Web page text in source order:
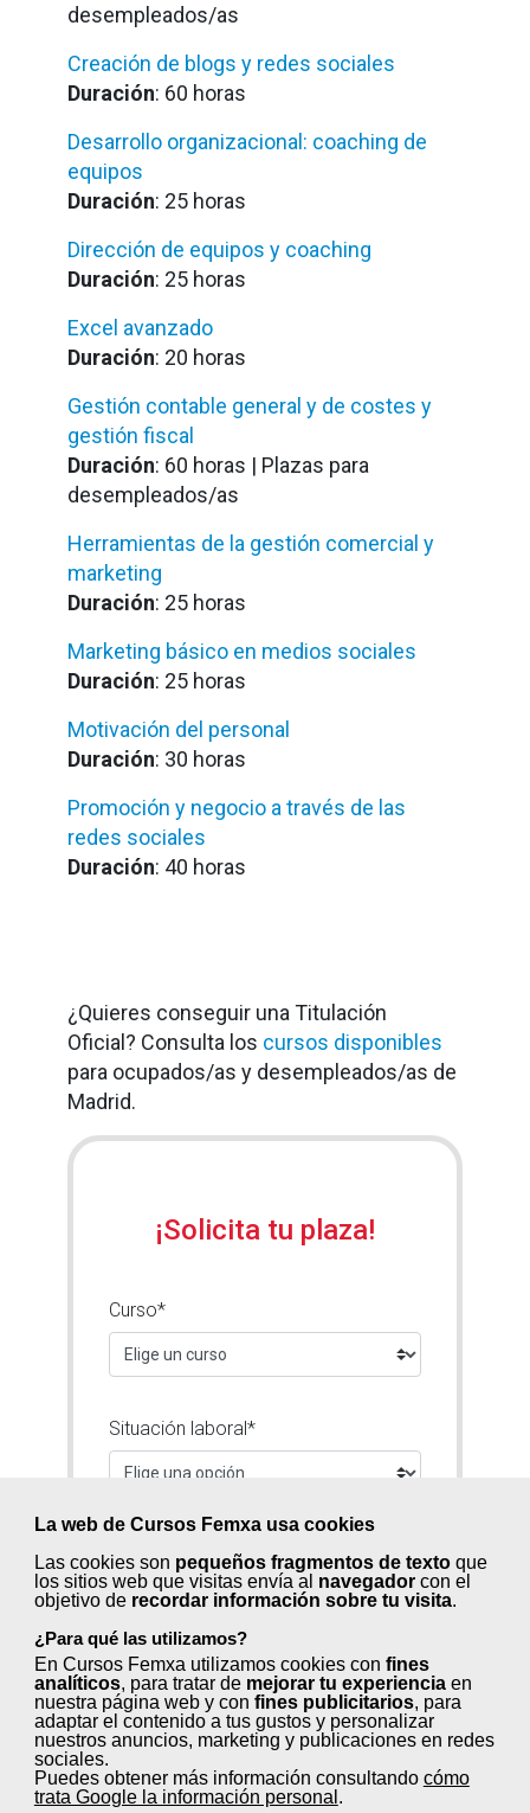
La web de Cursos Femxa usa cookies
Las cookies son pequeños fragmentos de textoque
los sitios web que visitas envía al navegadorcon el
objetivo de recordar información sobre tu visita.
¿Para qué las utilizamos?
En Cursos Femxa utilizamos cookies con fines
analíticos, para tratar de mejorar tu experienciaen
nuestra página web y con fines publicitarios, para
adaptar el contenido a tus gustos y personalizar
nuestros anuncios, marketing y publicaciones en redes
sociales.
Puedes obtener más información consultando cómo
trata Google la información personal .
desempleados/as
Creación de blogs y redes sociales
Duración: 60 horas
Desarrollo organizacional: coaching de
equipos
Duración: 25 horas
Dirección de equipos y coaching
Duración: 25 horas
Excel avanzado
Duración: 20 horas
Gestión contable general y de costes y
gestión fiscal
Duración: 60 horas | Plazas para
desempleados/as
Herramientas de la gestión comercial y
marketing
Duración: 25 horas
Marketing básico en medios sociales
Duración: 25 horas
Motivación del personal
Duración: 30 horas
Promoción y negocio a través de las
redes sociales
Duración: 40 horas
¿Quieres conseguir una Titulación
Oficial? Consulta los cursos disponibles
para ocupados/as y desempleados/as de
Madrid.
¡Solicita tu plaza!
Curso*
Situación laboral*
Primer Apellido*
Segundo Apellido